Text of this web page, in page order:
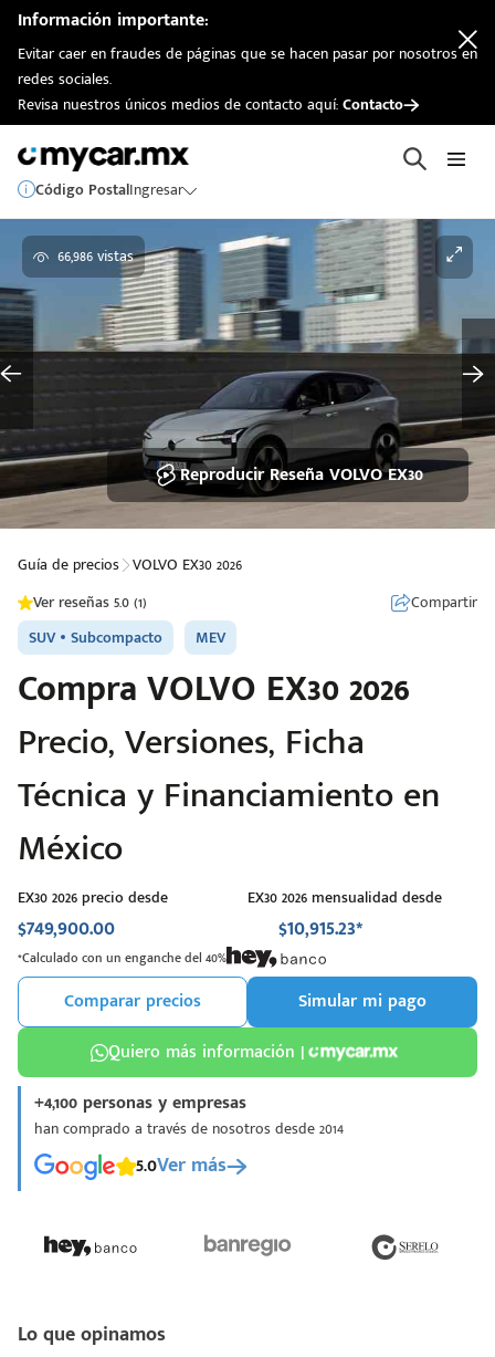
Información importante:
Evitar caer en fraudes de páginas que se hacen pasar por nosotros en
redes sociales.
Revisa nuestros únicos medios de contacto aquí:Contacto
Código PostalIngresar
66,986 vistas
Reproducir Reseña VOLVO EX30
Guía de precios VOLVO EX30 2026
Compartir
Ver reseñas 5.0 (1)
SUV
Subcompacto MEV
CompraVOLVO EX30 2026
Precio, Versiones, Ficha
Técnica y Financiamiento en
México
Lo que opinamos
EX30 2026 precio desde
$749,900.00
EX30 2026 mensualidad desde
$10,915.23*
*Calculado con un enganche del 40%
Comparar precios
Simular mi pago
Quiero más información |
+4,100 personas y empresas
han comprado a través de nosotros desde 2014
5.0Ver más
¡Espera!
enviar tu cotización
Análisis Personalizado
la mejor desición.